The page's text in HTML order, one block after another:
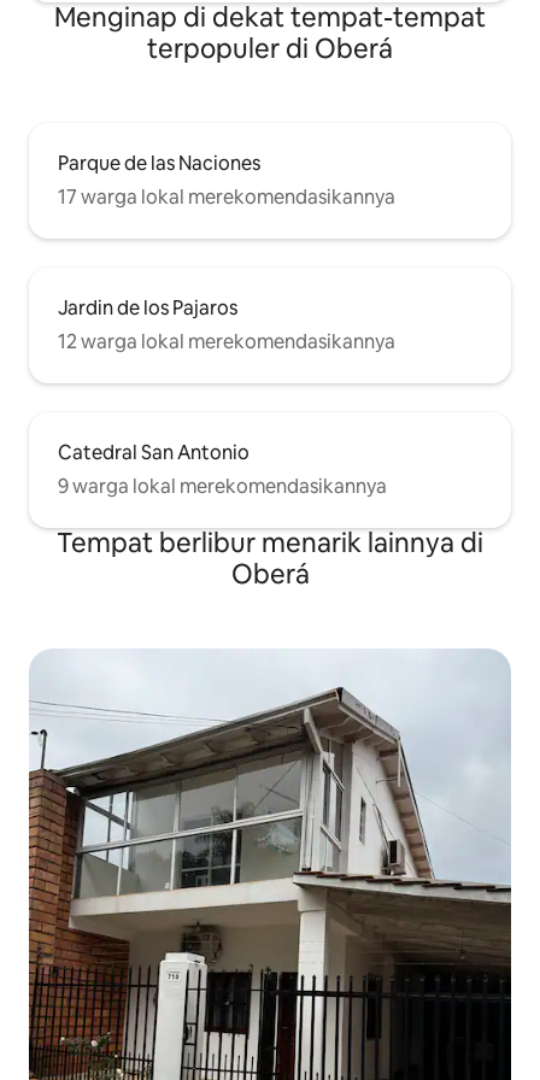
Menginap di dekat tempat-tempat
terpopuler di Oberá
Parque de las Naciones
17 warga lokal merekomendasikannya
Jardin de los Pajaros
12 warga lokal merekomendasikannya
Catedral San Antonio
9 warga lokal merekomendasikannya
Tempat berlibur menarik lainnya di
Oberá